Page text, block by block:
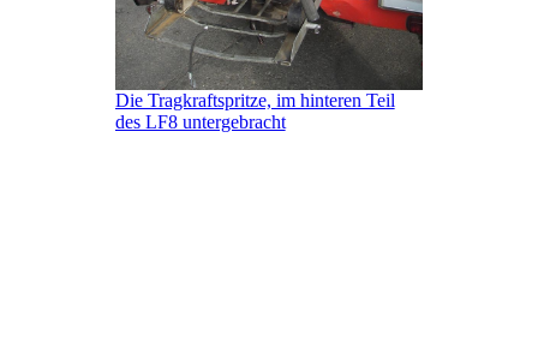
Die Tragkraftspritze, im hinteren Teil
des LF8 untergebracht